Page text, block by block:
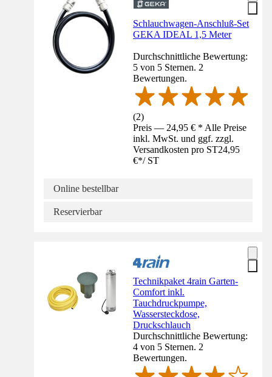
Schlauchwagen-Anschluß-Set
GEKA IDEAL 1,5 Meter
Durchschnittliche Bewertung:
5 von 5 Sternen. 2
Bewertungen.
(2)
Preis — 24,95 € * Alle Preise
inkl. MwSt. und ggf. zzgl.
Versandkosten pro ST24,95
€*/ ST
Online bestellbar
Reservierbar
Technikpaket 4rain Garten-
Comfort inkl.
Tauchdruckpumpe,
Wassersteckdose,
Druckschlauch
Durchschnittliche Bewertung:
4 von 5 Sternen. 2
Bewertungen.